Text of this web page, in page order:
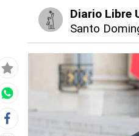
Diario Libre
Santo